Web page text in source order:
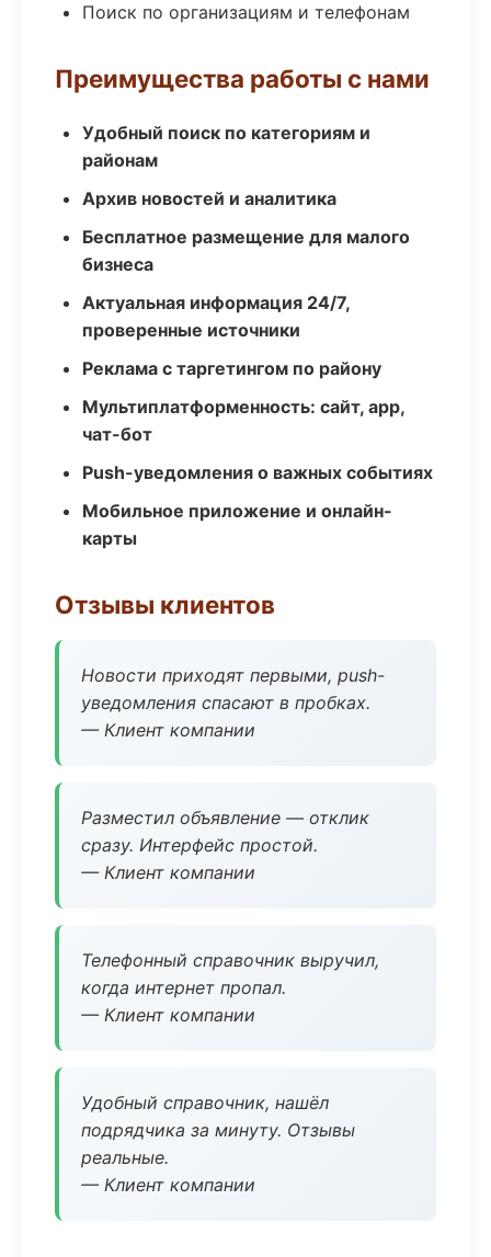
Поиск по организациям и телефонам
Преимущества работы с нами
Удобный поиск по категориям и
районам
Архив новостей и аналитика
Бесплатное размещение для малого
бизнеса
Актуальная информация 24/7,
проверенные источники
Реклама с таргетингом по району
Мультиплатформенность: сайт, app,
чат-бот
Push-уведомления о важных событиях
Мобильное приложение и онлайн-
карты
Отзывы клиентов
Новости приходят первыми, push-
уведомления спасают в пробках.
— Клиент компании
Разместил объявление — отклик
сразу. Интерфейс простой.
— Клиент компании
Телефонный справочник выручил,
когда интернет пропал.
— Клиент компании
Удобный справочник, нашёл
подрядчика за минуту. Отзывы
реальные.
— Клиент компании